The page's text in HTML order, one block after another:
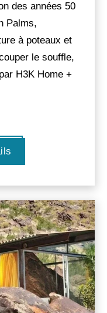
des années 50
Palms,
à poteaux et
le souffle,
H3K Home +